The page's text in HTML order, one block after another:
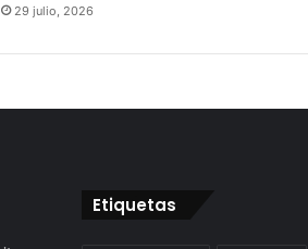
29 julio, 2026
Etiquetas